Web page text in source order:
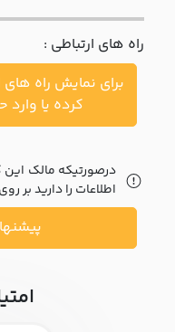
اخبار
پرسش
متداول
خواست
راه های ارتباطی :
برای نمایش راه
کرده یا
درصورتیکه مالک
اطلاعات را دارید بر